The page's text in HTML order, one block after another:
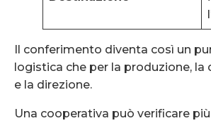
Il conferimento diventa così un
logistica che per la produzione, la
e la direzione.
Una cooperativa può verificare